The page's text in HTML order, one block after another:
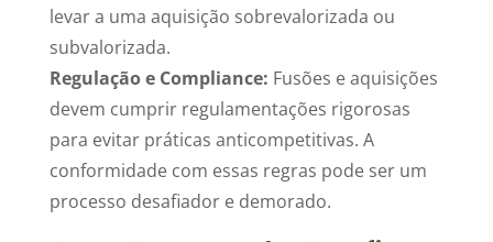
levar a uma aquisição sobrevalorizada ou
subvalorizada.
Regulação e Compliance: Fusões e aquisições
devem cumprir regulamentações rigorosas
para evitar práticas anticompetitivas. A
conformidade com essas regras pode ser um
processo desafiador e demorado.